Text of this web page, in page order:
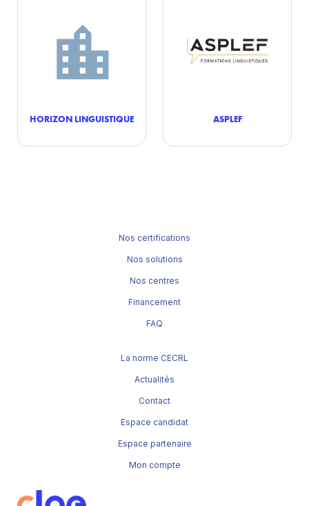
HORIZON LINGUISTIQUE ASPLEF
Nos certifications
Nos solutions
Nos centres
Financement
FAQ
La norme CECRL
Actualités
Contact
Espace candidat
Espace partenaire
Mon compte